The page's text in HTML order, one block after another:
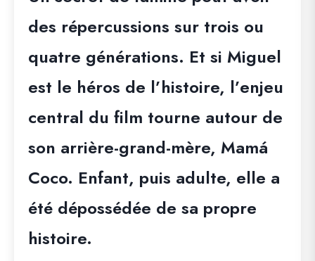
des répercussions sur trois ou
quatre générations. Et si Miguel
est le héros de l’histoire, l’enjeu
central du film tourne autour de
son arrière-grand-mère, Mamá
Coco. Enfant, puis adulte, elle a
été dépossédée de sa propre
histoire.